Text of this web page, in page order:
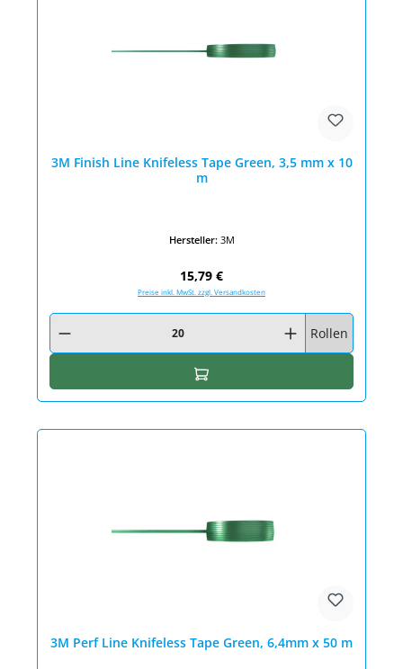
3M Finish Line Knifeless Tape Green, 3,5 mm x 10
m
Hersteller: 3M
Regulärer Preis:
15,79 €
Preise inkl. MwSt. zzgl. Versandkosten
Produkt Anzahl: Gib den gewünschten Wert ein oder benutze die
Rollen
In den Warenkorb
3M Perf Line Knifeless Tape Green, 6,4mm x 50 m